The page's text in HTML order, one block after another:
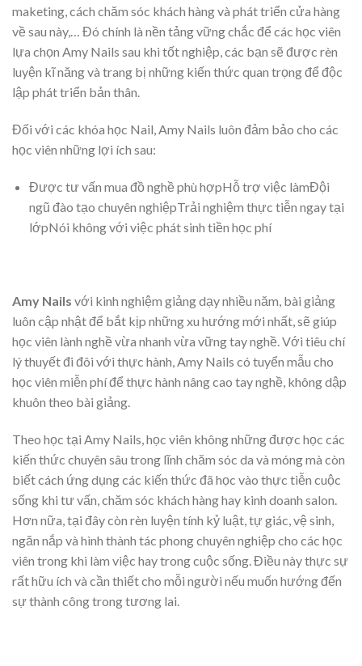
maketing, cách chăm sóc khách hàng và phát triển cửa hàng
về sau này,… Đó chính là nền tảng vững chắc để các học viên
lựa chọn Amy Nails sau khi tốt nghiệp, các bạn sẽ được rèn
luyện kĩ năng và trang bị những kiến thức quan trọng để độc
lập phát triển bản thân.
Đối với các khóa học Nail, Amy Nails luôn đảm bảo cho các
học viên những lợi ích sau:
Được tư vấn mua đồ nghề phù hợpHỗ trợ việc làmĐội
ngũ đào tạo chuyên nghiệpTrải nghiệm thực tiễn ngay tại
lớpNói không với việc phát sinh tiền học phí
Amy Nails với kinh nghiệm giảng dạy nhiều năm, bài giảng
luôn cập nhật để bắt kịp những xu hướng mới nhất, sẽ giúp
học viên lành nghề vừa nhanh vừa vững tay nghề. Với tiêu chí
lý thuyết đi đôi với thực hành, Amy Nails có tuyển mẫu cho
học viên miễn phí để thực hành nâng cao tay nghề, không dập
khuôn theo bài giảng.
Theo học tại Amy Nails, học viên không những được học các
kiến thức chuyên sâu trong lĩnh chăm sóc da và móng mà còn
biết cách ứng dụng các kiến thức đã học vào thực tiễn cuộc
sống khi tư vấn, chăm sóc khách hàng hay kinh doanh salon.
Hơn nữa, tại đây còn rèn luyện tính kỷ luật, tự giác, vệ sinh,
ngăn nắp và hình thành tác phong chuyên nghiệp cho các học
viên trong khi làm việc hay trong cuộc sống. Điều này thực sự
rất hữu ích và cần thiết cho mỗi người nếu muốn hướng đến
sự thành công trong tương lai.